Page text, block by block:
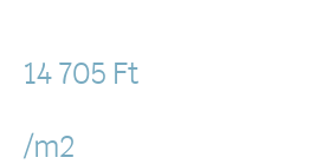
14 705 Ft
/m2